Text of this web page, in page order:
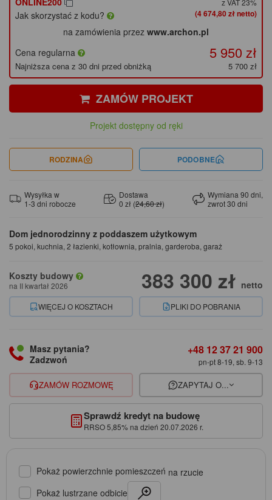
Dom jednorodzinny z poddaszem użytkowym
5 pokoi, kuchnia, 2 łazienki, kotłownia, pralnia, garderoba, garaż
Koszty budowy
na II kwartał 2026 383 300 zł netto
WIĘCEJ O KOSZTACH PLIKI DO POBRANIA
Jak skorzystać z kodu?
(4 674,80 zł netto)
na zamówienia przez www.archon.pl
Cena regularna
5 950 zł
Najniższa cena z 30 dni przed obniżką 5 700 zł
ZAMÓW PROJEKT
Projekt dostępny od ręki
RODZINA PODOBNE
Wysyłka w
1-3 dni robocze
Dostawa
0 zł (24,60 zł)
Wymiana 90 dni,
zwrot 30 dni
Masz pytania?
Zadzwoń
+48 12 37 21 900
pn-pt 8-19, sb. 9-13
ZAMÓW ROZMOWĘ ZAPYTAJ O...
Sprawdź kredyt na budowę
RRSO 5,85% na dzień 20.07.2026 r.
Pokaż powierzchnie pomieszczeń na rzucie
Pokaż lustrzane odbicie